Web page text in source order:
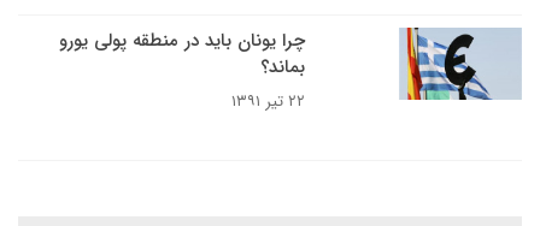
چرا یونان باید در منطقه پولی یورو
بماند؟
۲۲ تیر ۱۳۹۱